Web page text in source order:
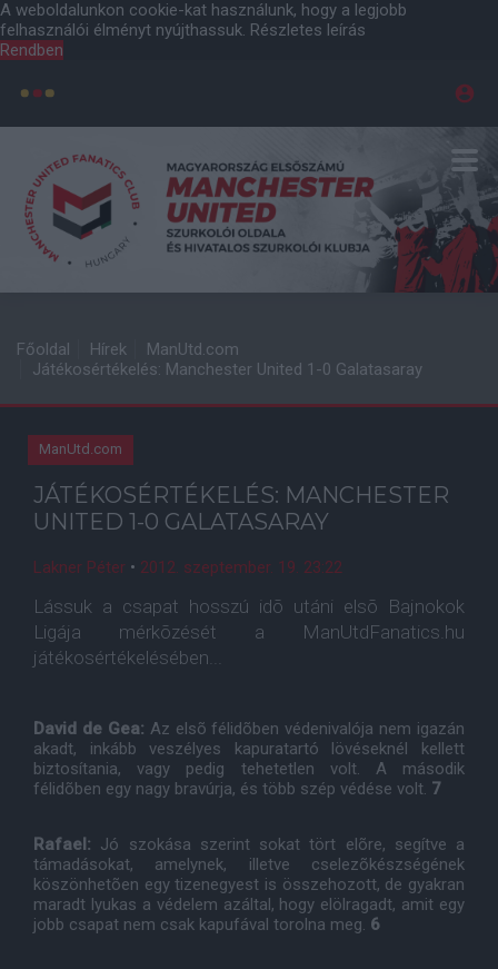
A weboldalunkon cookie-kat használunk, hogy a legjobb
felhasználói élményt nyújthassuk. Részletes leírás
Rendben
Főoldal Hírek
ManUtd.com
Játékosértékelés: Manchester United 1-0 Galatasaray
ManUtd.com
JÁTÉKOSÉRTÉKELÉS: MANCHESTER
UNITED 1-0 GALATASARAY
Lakner Péter • 2012. szeptember. 19. 23:22
Lássuk a csapat hosszú idõ utáni elsõ Bajnokok
Ligája mérkõzését a ManUtdFanatics.hu
játékosértékelésében...
David de Gea: Az elsõ félidõben védenivalója nem igazán
akadt, inkább veszélyes kapuratartó lövéseknél kellett
biztosítania, vagy pedig tehetetlen volt. A második
félidõben egy nagy bravúrja, és több szép védése volt. 7
Rafael: Jó szokása szerint sokat tört elõre, segítve a
támadásokat, amelynek, illetve cselezõkészségének
köszönhetõen egy tizenegyest is összehozott, de gyakran
maradt lyukas a védelem azáltal, hogy elölragadt, amit egy
jobb csapat nem csak kapufával torolna meg. 6